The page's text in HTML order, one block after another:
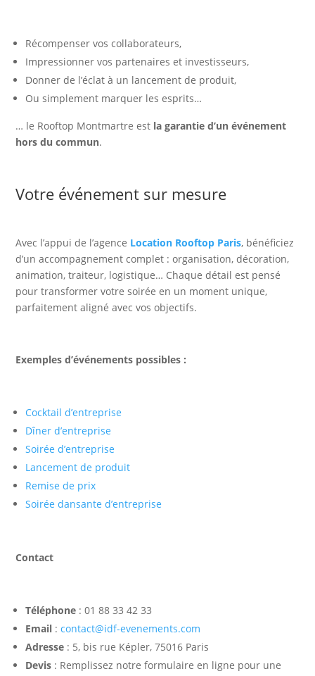
Récompenser vos collaborateurs,
Impressionner vos partenaires et investisseurs,
Donner de l’éclat à un lancement de produit,
Ou simplement marquer les esprits…
… le Rooftop Montmartre est la garantie d’un événement
hors du commun.
Votre événement sur mesure
Avec l’appui de l’agence Location Rooftop Paris, bénéficiez
d’un accompagnement complet : organisation, décoration,
animation, traiteur, logistique… Chaque détail est pensé
pour transformer votre soirée en un moment unique,
parfaitement aligné avec vos objectifs.
Exemples d’événements possibles :
Cocktail d’entreprise
Dîner d’entreprise
Soirée d’entreprise
Lancement de produit
Remise de prix
Soirée dansante d’entreprise
Contact
Téléphone : 01 88 33 42 33
Email :contact@idf-evenements.com
Adresse : 5, bis rue Képler, 75016 Paris
Devis : Remplissez notre formulaire en ligne pour une